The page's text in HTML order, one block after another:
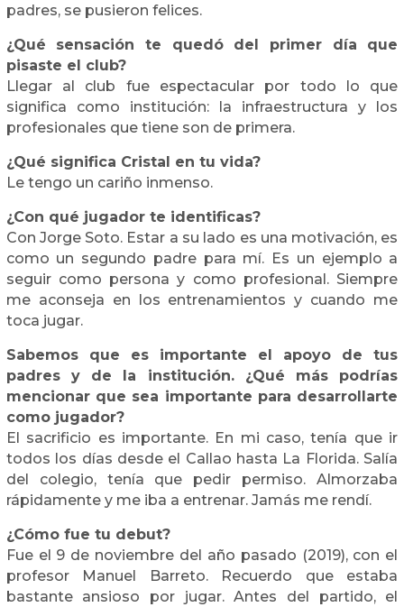
padres, se pusieron felices.
¿Qué sensación te quedó del primer día que
pisaste el club?
Llegar al club fue espectacular por todo lo que
significa como institución: la infraestructura y los
profesionales que tiene son de primera.
¿Qué significa Cristal en tu vida?
Le tengo un cariño inmenso.
¿Con qué jugador te identificas?
Con Jorge Soto. Estar a su lado es una motivación, es
como un segundo padre para mí. Es un ejemplo a
seguir como persona y como profesional. Siempre
me aconseja en los entrenamientos y cuando me
toca jugar.
Sabemos que es importante el apoyo de tus
padres y de la institución. ¿Qué más podrías
mencionar que sea importante para desarrollarte
como jugador?
El sacrificio es importante. En mi caso, tenía que ir
todos los días desde el Callao hasta La Florida. Salía
del colegio, tenía que pedir permiso. Almorzaba
rápidamente y me iba a entrenar. Jamás me rendí.
¿Cómo fue tu debut?
Fue el 9 de noviembre del año pasado (2019), con el
profesor Manuel Barreto. Recuerdo que estaba
bastante ansioso por jugar. Antes del partido, el